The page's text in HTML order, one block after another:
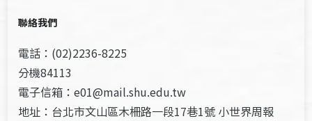
聯絡我們
電話：(02)2236-8225
分機84113
電子信箱：e01@mail.shu.edu.tw
地址：台北市文山區木柵路一段17巷1號 小世界周報